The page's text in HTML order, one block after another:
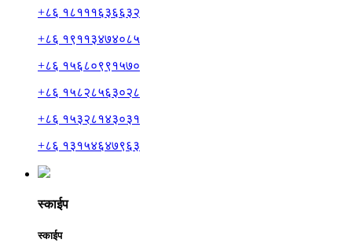
+८६ १८१११६३६६३२
+८६ १९११३४७४०८५
+८६ १५६८०९९१५७०
+८६ १५८२८५६३०२८
+८६ १५३२८१४३०३१
+८६ १३१५४६४७९६३
स्काईप
स्काईप